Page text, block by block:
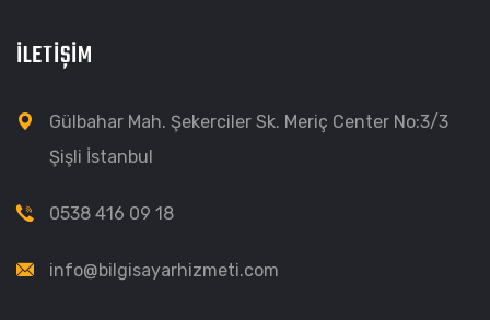
İLETIŞIM
Gülbahar Mah. Şekerciler Sk. Meriç Center No:3/3
Şişli İstanbul
0538 416 09 18
info@bilgisayarhizmeti.com